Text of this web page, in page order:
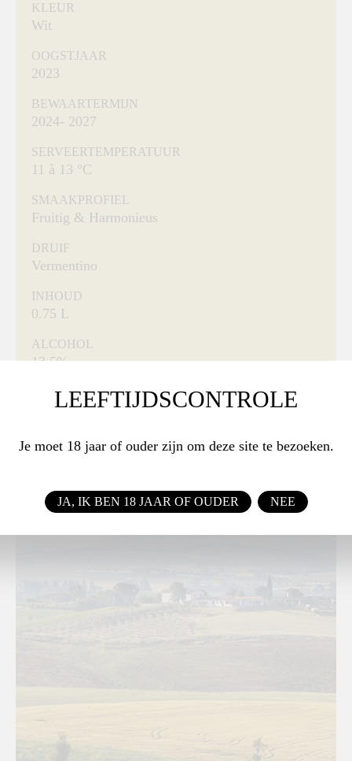
KLEUR
Wit
OOGSTJAAR
2023
BEWAARTERMIJN
2024- 2027
SERVEERTEMPERATUUR
11 à 13 °C
SMAAKPROFIEL
Fruitig & Harmonieus
DRUIF
Vermentino
INHOUD
0.75 L
ALCOHOL
13,5%
Terenzi
LEEFTIJDSCONTROLE
Je moet 18 jaar of ouder zijn om deze site te bezoeken.
JA, IK BEN 18 JAAR OF OUDER NEE